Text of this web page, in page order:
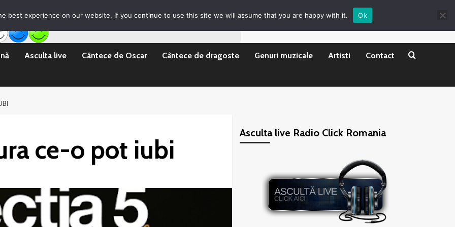
Emisii Promovare Artisti noi Vrei sa fii DJ?
Asculta live Cântece de Oscar Cântece de dragoste Genuri muzicale Artisti Contact
ce-o pot iubi
Asculta live Radio Click Romania
best experience on our website. If you continue to use this site we will assume that you are happy with it. Ok